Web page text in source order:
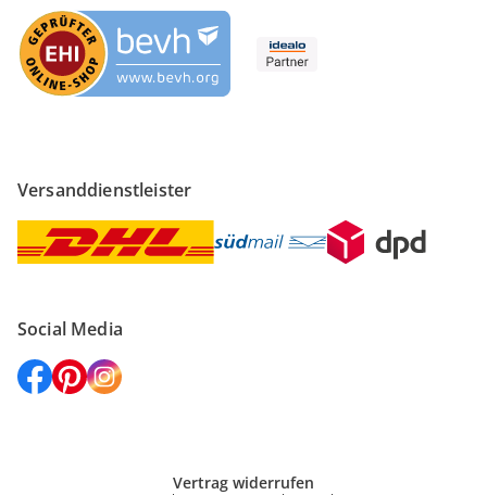
Versanddienstleister
Social Media
Vertrag widerrufen